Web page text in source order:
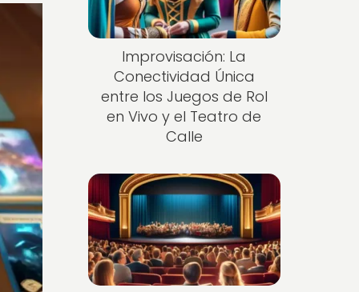
Improvisación: La
Conectividad Única
entre los Juegos de Rol
en Vivo y el Teatro de
Calle